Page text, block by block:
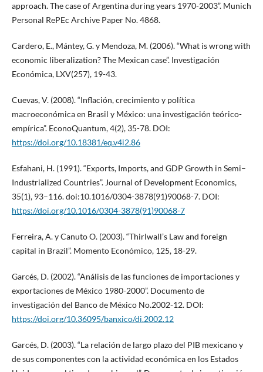
approach. The case of Argentina during years 1970-2003”. Munich
Personal RePEc Archive Paper No. 4868.
Cardero, E., Mántey, G. y Mendoza, M. (2006). “What is wrong with
economic liberalization? The Mexican case”. Investigación
Económica, LXV(257), 19-43.
Cuevas, V. (2008). “Inflación, crecimiento y política
macroeconómica en Brasil y México: una investigación teórico-
empírica”. EconoQuantum, 4(2), 35-78. DOI:
https://doi.org/10.18381/eq.v4i2.86
Esfahani, H. (1991). “Exports, Imports, and GDP Growth in Semi–
Industrialized Countries”. Journal of Development Economics,
35(1), 93–116. doi:10.1016/0304-3878(91)90068-7. DOI:
https://doi.org/10.1016/0304-3878(91)90068-7
Ferreira, A. y Canuto O. (2003). “Thirlwall’s Law and foreign
capital in Brazil”. Momento Económico, 125, 18-29.
Garcés, D. (2002). “Análisis de las funciones de importaciones y
exportaciones de México 1980-2000”. Documento de
investigación del Banco de México No.2002-12. DOI:
https://doi.org/10.36095/banxico/di.2002.12
Garcés, D. (2003). “La relación de largo plazo del PIB mexicano y
de sus componentes con la actividad económica en los Estados